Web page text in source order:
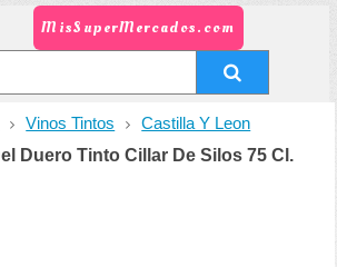
MisSuperMercados.com
Vinos Tintos Castilla Y Leon
Duero Tinto Cillar De Silos 75 Cl.